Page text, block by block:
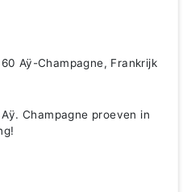
Aÿ-Champagne, Frankrijk
Champagne proeven in